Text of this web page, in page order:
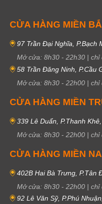
CỬA HÀNG MIỀN
97 Trần Đại Nghĩa, P.Bạch
Mở cửa: 8h30 - 22h30 | chỉ
58 Trần Đăng Ninh, P.Cầu
Mở cửa: 8h30 - 22h00 | chỉ
CỬA HÀNG MIỀN
339 Lê Duẩn, P.Thanh
Mở cửa: 8h30 - 22h00 | chỉ
CỬA HÀNG MIỀN
402B Hai Bà Trưng, P.Tân
Mở cửa: 8h30 - 22h00 | chỉ
92 Lê Văn Sỹ, P.Phú